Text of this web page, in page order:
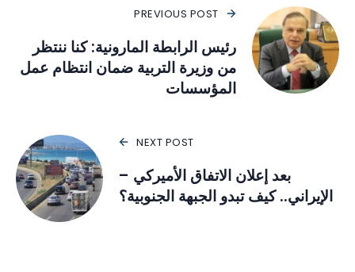
PREVIOUS POST
رئيس الرابطة المارونية: كنا ننتظر
من وزيرة التربية ضمان انتظام عمل
المؤسسات
NEXT POST
بعد إعلان الاتفاق الأميركي –
الإيراني.. كيف تبدو الجبهة الجنوبية؟